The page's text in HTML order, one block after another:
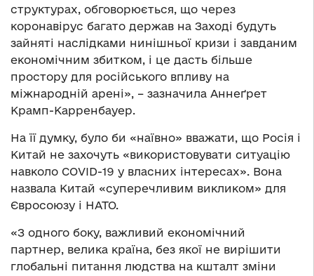
структурах, обговорюється, що через
коронавірус багато держав на Заході будуть
зайняті наслідками нинішньої кризи і завданим
економічним збитком, і це дасть більше
простору для російського впливу на
міжнародній арені», – зазначила Аннеґрет
Крамп-Карренбауер.
На її думку, було би «наївно» вважати, що Росія і
Китай не захочуть «використовувати ситуацію
навколо COVID-19 у власних інтересах». Вона
назвала Китай «суперечливим викликом» для
Євросоюзу і НАТО.
«З одного боку, важливий економічний
партнер, велика країна, без якої не вирішити
глобальні питання людства на кшталт зміни